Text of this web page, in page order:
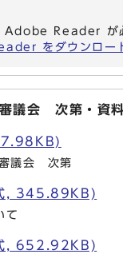
Adobe Reader が
をダウンロー
議会 次第・資
議会 次第
, 345.89KB)
て
, 652.92KB)